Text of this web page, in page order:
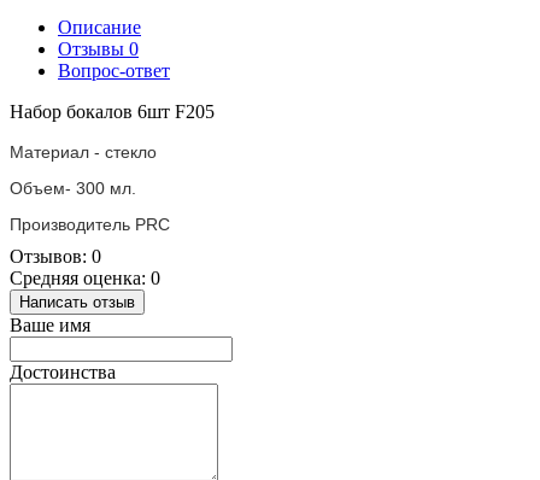
Описание
Отзывы 0
Вопрос-ответ
Набор бокалов 6шт F205
Материал - стекло
Объем- 300 мл.
Производитель PRC
Отзывов: 0
Средняя оценка: 0
Написать отзыв
Ваше имя
Достоинства